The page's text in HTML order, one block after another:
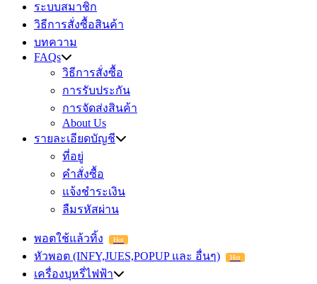
ระบบสมาชิก
วิธีการสั่งซื้อสินค้า
บทความ
FAQs
วิธีการสั่งซื้อ
การรับประกัน
การจัดส่งสินค้า
About Us
รายละเอียดบัญชี
ที่อยู่
คำสั่งซื้อ
แจ้งชำระเงิน
ลืมรหัสผ่าน
พอตใช้แล้วทิ้ง Hot
หัวพอต (INFY,JUES,POPUP และ อื่นๆ) Hot
เครื่องบุหรี่ไฟฟ้า